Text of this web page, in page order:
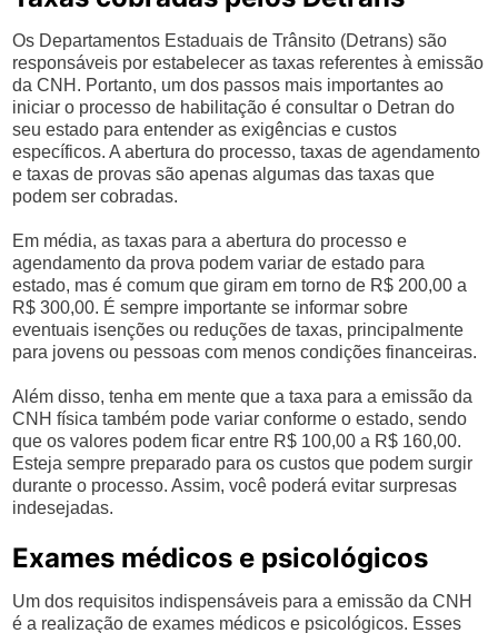
Os Departamentos Estaduais de Trânsito (Detrans) são
responsáveis por estabelecer as taxas referentes à emissão
da CNH. Portanto, um dos passos mais importantes ao
iniciar o processo de habilitação é consultar o Detran do
seu estado para entender as exigências e custos
específicos. A abertura do processo, taxas de agendamento
e taxas de provas são apenas algumas das taxas que
podem ser cobradas.
Em média, as taxas para a abertura do processo e
agendamento da prova podem variar de estado para
estado, mas é comum que giram em torno de R$ 200,00 a
R$ 300,00. É sempre importante se informar sobre
eventuais isenções ou reduções de taxas, principalmente
para jovens ou pessoas com menos condições financeiras.
Além disso, tenha em mente que a taxa para a emissão da
CNH física também pode variar conforme o estado, sendo
que os valores podem ficar entre R$ 100,00 a R$ 160,00.
Esteja sempre preparado para os custos que podem surgir
durante o processo. Assim, você poderá evitar surpresas
indesejadas.
Exames médicos e psicológicos
Um dos requisitos indispensáveis para a emissão da CNH
é a realização de exames médicos e psicológicos. Esses